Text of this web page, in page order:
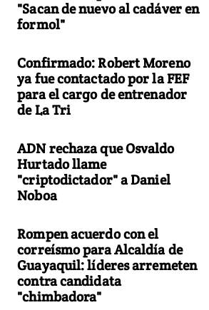
"Sacan de nuevo al cadáver en
formol"
Confirmado: Robert Moreno
ya fue contactado por la FEF
para el cargo de entrenador
de La Tri
ADN rechaza que Osvaldo
Hurtado llame
"criptodictador" a Daniel
Noboa
Rompen acuerdo con el
correísmo para Alcaldía de
Guayaquil: líderes arremeten
contra candidata
"chimbadora"